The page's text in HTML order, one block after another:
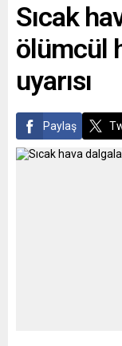
Sıcak
ölümcül
uyarısı
Paylaş